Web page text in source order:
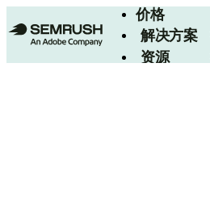
价格
解决方案
资源